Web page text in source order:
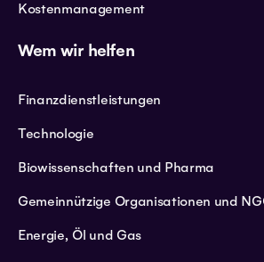
Kostenmanagement
Wem wir helfen
Finanzdienstleistungen
Technologie
Biowissenschaften und Pharma
Gemeinnützige Organisationen und
Energie, Öl und Gas